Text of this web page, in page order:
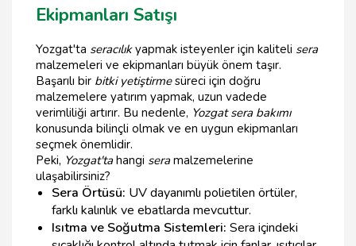
Ekipmanları Satışı
Yozgat'ta seracılıkyapmak isteyenler için kaliteli sera
malzemeleri ve ekipmanları büyük önem taşır.
Başarılı bir bitki yetiştirmesüreci için doğru
malzemelere yatırım yapmak, uzun vadede
verimliliği artırır. Bu nedenle, Yozgat sera bakımı
konusunda bilinçli olmak ve en uygun ekipmanları
seçmek önemlidir.
Peki, Yozgat'tahangi seramalzemelerine
ulaşabilirsiniz?
Sera Örtüsü: UV dayanımlı polietilen örtüler,
farklı kalınlık ve ebatlarda mevcuttur.
Isıtma ve Soğutma Sistemleri: Sera içindeki